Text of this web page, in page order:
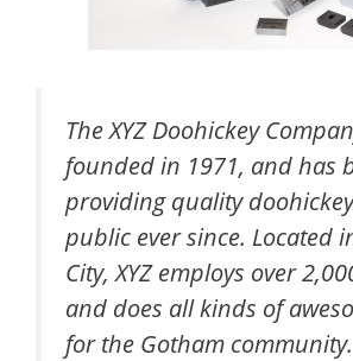
The XYZ Doohickey
founded in 1971, and has
providing quality
public ever since. Located
City, XYZ employs over
and does all kinds of
for the Gotham community.